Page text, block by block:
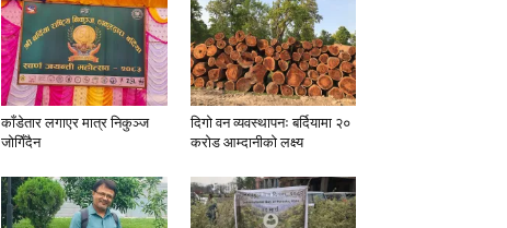
काँडेतार लगाएर मात्र निकुञ्ज
जोगिँदैन
दिगो वन व्यवस्थापनः बर्दियामा २०
करोड आम्दानीको लक्ष्य